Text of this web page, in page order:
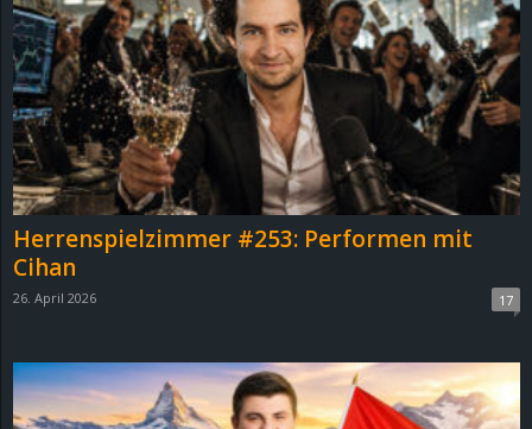
Herrenspielzimmer #253: Performen mit
Cihan
26. April 2026 17